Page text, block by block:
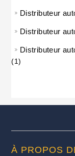
Distributeur
Distributeur
Distributeur
11 produit
À PROPOS